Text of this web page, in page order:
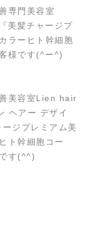
専門美容室
美髪チャージプ
ラーヒト幹細胞
様です(^ー^)
美容室Lien hair
ヘアー デザイ
ジプレミアム美
ト幹細胞コー
す(^^)